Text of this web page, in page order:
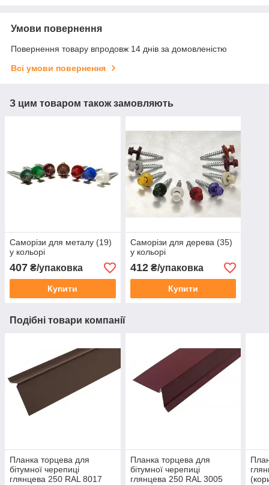
Умови повернення
Повернення товару впродовж 14 днів за домовленістю
Всі умови повернення
З цим товаром також замовляють
Саморізи для металу (19)
у кольорі
407 ₴/упаковка
Купити
Саморізи для дерева (35)
у кольорі
412₴/упаковка
Купити
Подібні товари компанії
Планка торцева для
бітумної черепиці
глянцева 250 RAL 8017
Планка торцева для
бітумної черепиці
глянцева 250 RAL 3005